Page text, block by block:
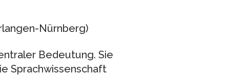
Nürnberg)
Bedeutung. Sie
Sprachwissenschaft